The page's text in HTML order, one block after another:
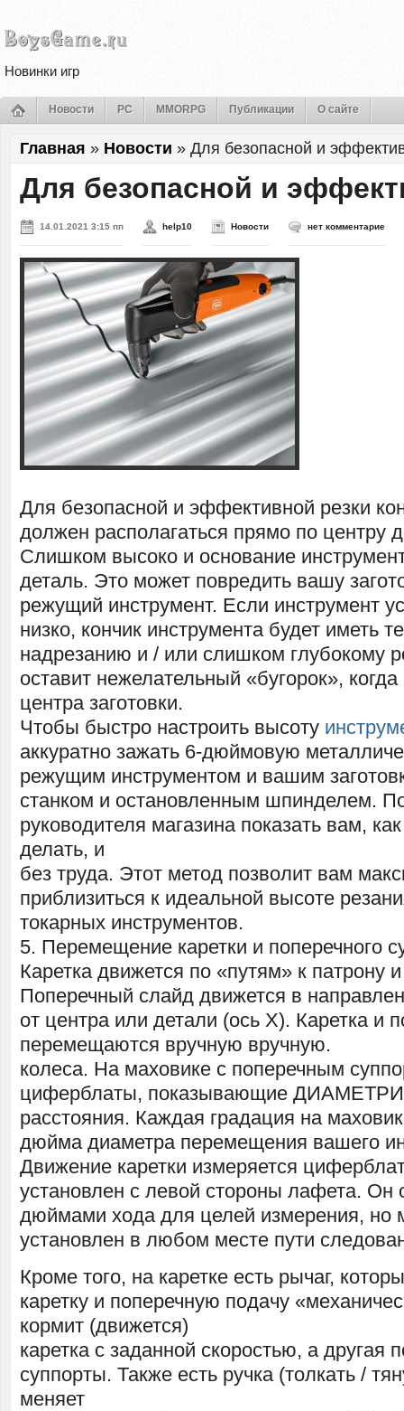
Новинки игр
Новости PC MMORPG Публикации О сайте
Главная » Новости » Для безопасной и
Для безопасной и
14.01.2021 3:15 пп help10 Новости нет комментарие
Для безопасной и эффективной резки
должен располагаться прямо по центру
Слишком высоко и основание
деталь. Это может повредить вашу
режущий инструмент. Если инструмент
низко, кончик инструмента будет иметь
надрезанию и / или слишком глубокому
оставит нежелательный «бугорок»,
центра заготовки.
Чтобы быстро настроить высоту
аккуратно зажать 6-дюймовую
режущим инструментом и вашим
станком и остановленным шпинделем.
руководителя магазина показать вам,
делать, и
без труда. Этот метод позволит вам
приблизиться к идеальной высоте
токарных инструментов.
5. Перемещение каретки и поперечного
Каретка движется по «путям» к патрону
Поперечный слайд движется в
от центра или детали (ось X). Каретка и
перемещаются вручную вручную.
колеса. На маховике с поперечным
циферблаты, показывающие
расстояния. Каждая градация на
дюйма диаметра перемещения вашего
Движение каретки измеряется
установлен с левой стороны лафета. Он
дюймами хода для целей измерения, но
установлен в любом месте пути
Кроме того, на каретке есть рычаг,
каретку и поперечную подачу
кормит (движется)
каретка с заданной скоростью, а другая
суппорты. Также есть ручка (толкать /
меняет